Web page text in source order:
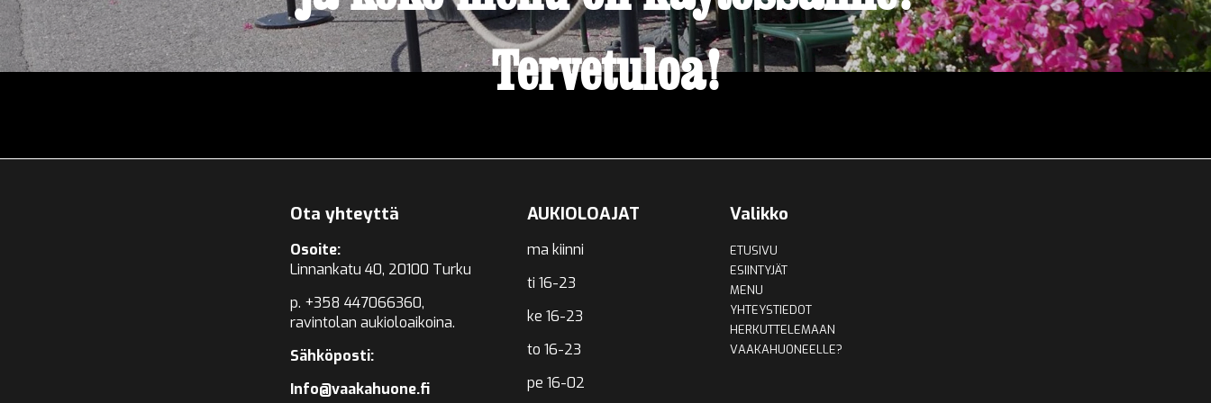
Tervetuloa!
Ota yhteyttä
Osoite:
Linnankatu 40, 20100 Turku
p. +358 447066360,
ravintolan aukioloaikoina.
Sähköposti:
Info@vaakahuone.fi
AUKIOLOAJAT
ma kiinni
ti 16-23
ke 16-23
to 16-23
pe 16-02
Valikko
ETUSIVU
ESIINTYJÄT
MENU
YHTEYSTIEDOT
HERKUTTELEMAAN
VAAKAHUONEELLE?